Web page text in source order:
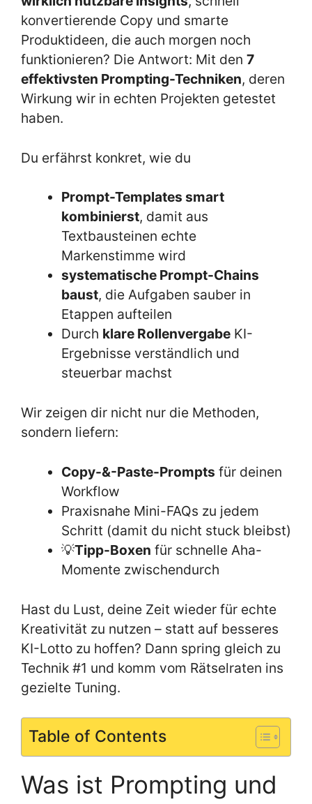
konvertierende Copy und smarte
Produktideen, die auch morgen noch
funktionieren? Die Antwort: Mit den 7
effektivsten Prompting-Techniken, deren
Wirkung wir in echten Projekten getestet
haben.
Du erfährst konkret, wie du
Prompt-Templates smart
kombinierst, damit aus
Textbausteinen echte
Markenstimme wird
systematische Prompt-Chains
baust, die Aufgaben sauber in
Etappen aufteilen
Durch klare RollenvergabeKI-
Ergebnisse verständlich und
steuerbar machst
Wir zeigen dir nicht nur die Methoden,
sondern liefern:
Copy-&-Paste-Prompts für deinen
Workflow
Praxisnahe Mini-FAQs zu jedem
Schritt (damit du nicht stuck bleibst)
💡Tipp-Boxen für schnelle Aha-
Momente zwischendurch
Hast du Lust, deine Zeit wieder für echte
Kreativität zu nutzen – statt auf besseres
KI-Lotto zu hoffen? Dann spring gleich zu
Technik #1 und komm vom Rätselraten ins
gezielte Tuning.
Table of Contents
Was ist Prompting und